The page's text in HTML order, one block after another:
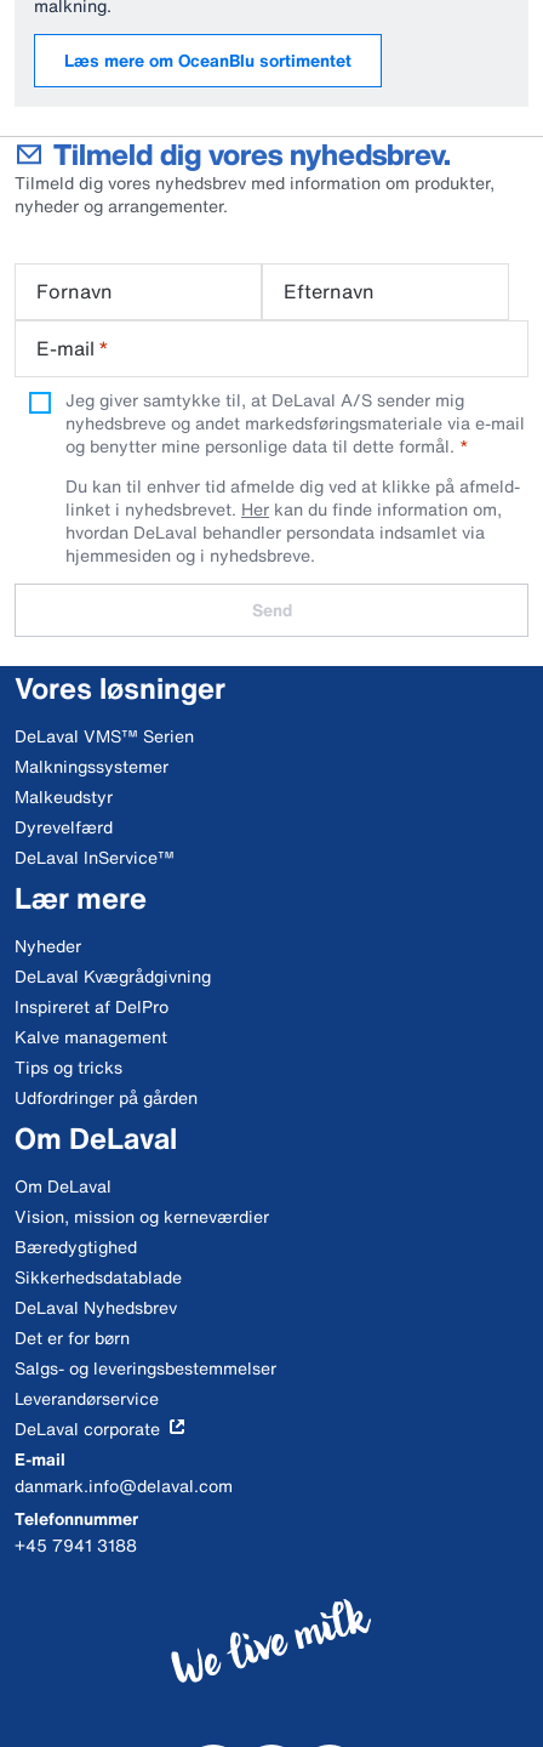
malkning.
Læs mere om OceanBlu sortimentet
Tilmeld dig vores nyhedsbrev.
Tilmeld dig vores nyhedsbrev med information om produkter,
nyheder og arrangementer.
Fornavn
Efternavn
E-mail *
Jeg giver samtykke til, at DeLaval A/S sender mig
nyhedsbreve og andet markedsføringsmateriale via e-mail
og benytter mine personlige data til dette formål.
Du kan til enhver tid afmelde dig ved at klikke på afmeld-
linket i nyhedsbrevet. Her kan du finde information om,
hvordan DeLaval behandler persondata indsamlet via
hjemmesiden og i nyhedsbreve.
Send
Vores løsninger
DeLaval VMS™ Serien
Malkningssystemer
Malkeudstyr
Dyrevelfærd
DeLaval InService™
Lær mere
Nyheder
DeLaval Kvægrådgivning
Inspireret af DelPro
Kalve management
Tips og tricks
Udfordringer på gården
Om DeLaval
Om DeLaval
Vision, mission og kerneværdier
Bæredygtighed
Sikkerhedsdatablade
DeLaval Nyhedsbrev
Det er for børn
Salgs- og leveringsbestemmelser
Leverandørservice
DeLaval corporate
E-mail
danmark.info@delaval.com
Telefonnummer
+45 7941 3188